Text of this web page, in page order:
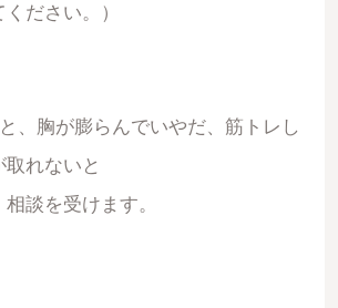
ださい。）
、胸が膨らんでいやだ、筋トレし
れないと
談を受けます。